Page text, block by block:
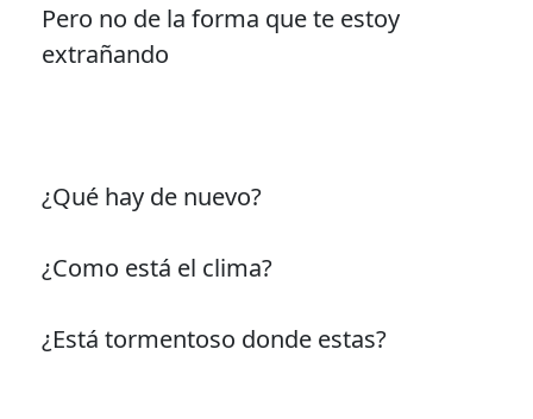
Pero no de la forma que te estoy
extrañando
¿Qué hay de nuevo?
¿Como está el clima?
¿Está tormentoso donde estas?